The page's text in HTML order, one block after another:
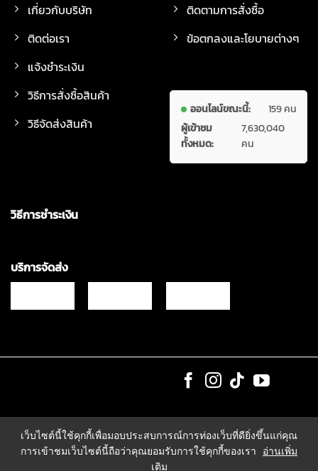
เกี่ยวกับบริษัท
ติดต่อเรา
แจ้งชำระเงิน
วิธีการสั่งซื้อสินค้า
วิธีจัดส่งสินค้า
ติดตามการสั่งซื้อ
ข้อตกลงและโยบายต่างๆ
ออนไลน์ขณะนี้:
159 คน
ผู้เข้าชม
ทั้งหมด:
7,630,040
คน
วิธีการชำระเงิน
บริการจัดส่ง
เว็บไซต์นี้ใช้คุกกี้เพื่อมอบประสบการณ์การท่องเว็บที่ดียิ่งขึ้นแก่คุณ
การเข้าชมเว็บไซต์นี้ถือว่าคุณยอมรับการใช้คุกกี้ของเรา
อ่านเพิ่ม
เติม